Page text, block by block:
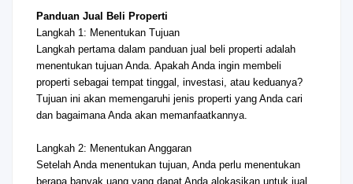
Panduan Jual Beli Properti
Langkah 1: Menentukan Tujuan
Langkah pertama dalam panduan jual beli properti adalah
menentukan tujuan Anda. Apakah Anda ingin membeli
properti sebagai tempat tinggal, investasi, atau keduanya?
Tujuan ini akan memengaruhi jenis properti yang Anda cari
dan bagaimana Anda akan memanfaatkannya.
Langkah 2: Menentukan Anggaran
Setelah Anda menentukan tujuan, Anda perlu menentukan
berapa banyak uang yang dapat Anda alokasikan untuk jual